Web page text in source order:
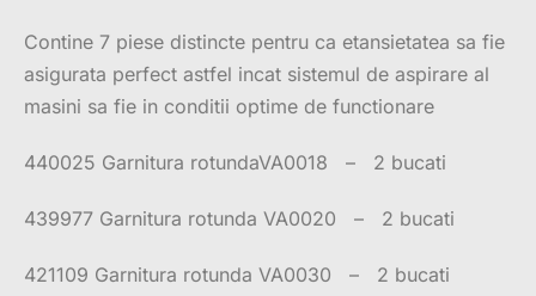
Contine 7 piese distincte pentru ca etansietatea sa fie
asigurata perfect astfel incat sistemul de aspirare al
masini sa fie in conditii optime de functionare
440025 Garnitura rotundaVA0018 – 2 bucati
439977 Garnitura rotunda VA0020 – 2 bucati
421109 Garnitura rotunda VA0030 – 2 bucati